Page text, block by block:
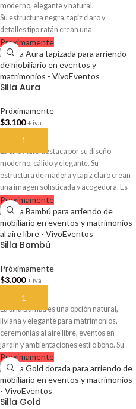
moderno, elegante y natural.
Su estructura negra, tapiz claro y
detalles tipo ratán crean una
ambientación sofisticada y acogedora.
Es ideal para matrimonios, eventos
corporativos, terrazas, zonas lounge,
recepciones y celebraciones premium.
Proximamente
Silla Aura
Próximamente
$3.100 + iva
AÑADIR AL CARRITO
La Silla Aura destaca por su diseño
moderno, cálido y elegante. Su
estructura de madera y tapiz claro crean
una imagen sofisticada y acogedora. Es
ideal para matrimonios, cenas, eventos
corporativos, livings y montajes con
estilo natural o contemporáneo.
Disponible próximamente para arriendo
en VivoEventos.
Proximamente
Silla Bambú
Próximamente
$3.000 + iva
AÑADIR AL CARRITO
La Silla Bambú es una opción natural,
liviana y elegante para matrimonios,
ceremonias al aire libre, eventos en
jardín y ambientaciones estilo boho. Su
diseño en acabado bambú aporta calidez
y un toque orgánico ideal para montajes
relajados, rústicos o tropicales
Proximamente
Silla Gold